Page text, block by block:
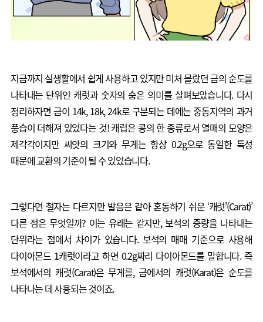
지금까지 실생활에서 쉽게 사용하고 있지만 미처 몰랐던 금의 순도를
나타내는 단위인 캐럿과 숫자의 숨은 의미를 살펴보았습니다. 다시
정리하자면 금이 14k, 18k, 24k로 구분되는 데에는 중동지역의 과거
풍습이 더해져 있었다는 것! 캐럽은 콩의 한 종류로서 열매의 모양은
제각각이지만 씨앗의 크기와 무게는 항상 0.2g으로 동일한 특성
때문에 교환의 기준이 될 수 있었습니다.
그렇다면 철자는 다르지만 발음은 같아 혼동하기 쉬운 ‘캐럿'(Carat)’
다른 점은 무엇일까? 이는 유래는 같지만, 보석의 중량을 나타내는
단위라는 점에서 차이가 있습니다. 보석의 매매 기준으로 사용해
다이아몬드 1캐럿이라고 하면 0.2g짜리 다이아몬드를 말합니다. 즉
보석에서의 캐럿(Carat)은 무게를, 금에서의 캐럿(Karat)은 순도를
나타나는 데 사용되는 것이죠.